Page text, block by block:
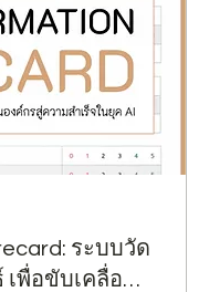
ระบบวัด
เพื่อขับเคลื่อน